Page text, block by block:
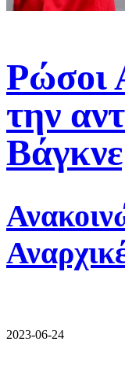
Ρώσοι
την
2023-06-24